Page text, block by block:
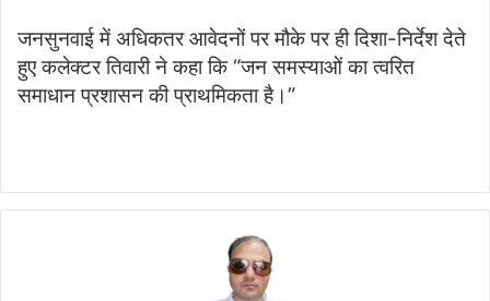
जनसुनवाई में अधिकतर आवेदनों पर मौके पर ही दिशा-निर्देश देते
हुए कलेक्टर तिवारी ने कहा कि “जन समस्याओं का त्वरित
समाधान प्रशासन की प्राथमिकता है।”